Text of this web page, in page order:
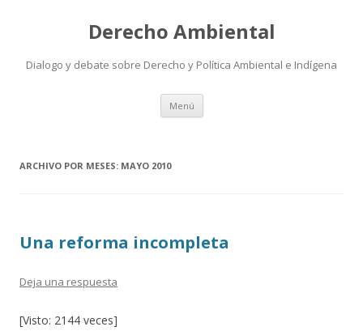
Derecho Ambiental
Dialogo y debate sobre Derecho y Política Ambiental e Indígena
Menú Ir
contenido
ARCHIVO POR MESES: MAYO 2010
Una reforma incompleta
Deja una respuesta
[Visto: 2144 veces]